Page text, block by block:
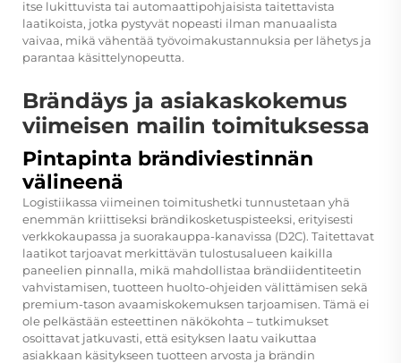
itse lukittuvista tai automaattipohjaisista taitettavista
laatikoista, jotka pystyvät nopeasti ilman manuaalista
vaivaa, mikä vähentää työvoimakustannuksia per lähetys ja
parantaa käsittelynopeutta.
Brändäys ja asiakaskokemus
viimeisen mailin toimituksessa
Pintapinta brändiviestinnän
välineenä
Logistiikassa viimeinen toimitushetki tunnustetaan yhä
enemmän kriittiseksi brändikosketuspisteeksi, erityisesti
verkkokaupassa ja suorakauppa-kanavissa (D2C). Taitettavat
laatikot tarjoavat merkittävän tulostusalueen kaikilla
paneelien pinnalla, mikä mahdollistaa brändiidentiteetin
vahvistamisen, tuotteen huolto-ohjeiden välittämisen sekä
premium-tason avaamiskokemuksen tarjoamisen. Tämä ei
ole pelkästään esteettinen näkökohta – tutkimukset
osoittavat jatkuvasti, että esityksen laatu vaikuttaa
asiakkaan käsitykseen tuotteen arvosta ja brändin